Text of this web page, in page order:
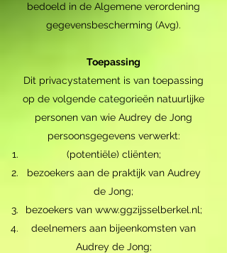
bedoeld in de Algemene verordening
gegevensbescherming (Avg).
Toepassing
Dit privacystatement is van toepassing
op de volgende categorieën natuurlijke
personen van wie Audrey de Jong
persoonsgegevens verwerkt:
(potentiële) cliënten;
bezoekers aan de praktijk van Audrey
de Jong;
bezoekers van www.ggzijsselberkel.nl;
deelnemers aan bijeenkomsten van
Audrey de Jong;